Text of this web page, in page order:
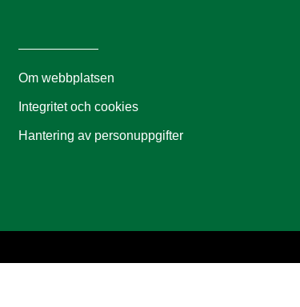
Om webbplatsen
Integritet och cookies
Hantering av personuppgifter